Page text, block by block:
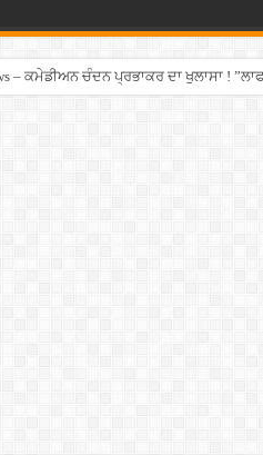
– ਕਮੇਡੀਅਨ ਚੰਦਨ ਪ੍ਰਭਾਕਰ ਦਾ ਖੁਲਾਸਾ !
ਏਜੰਟ ਦੇ ਧੱਕੇ ਚੜ੍ਹਿਆ ਪੰਜਾਬੀ ਨੌਜਵਾਨ, ਸੁਣਾਈ